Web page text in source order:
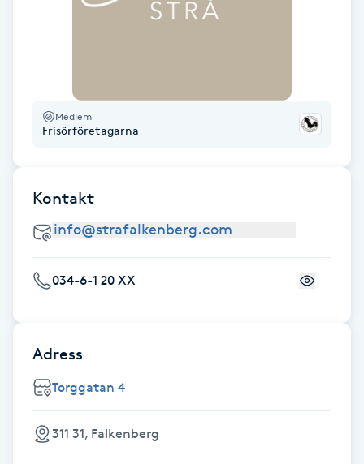
Gellack
Gellack med förstärkning
Gravidmassage
Hatha Yoga
Medlem
Frisörföretagarna
Kontakt
034-6-1 20 XX
Adress
Torggatan 4
311 31, Falkenberg